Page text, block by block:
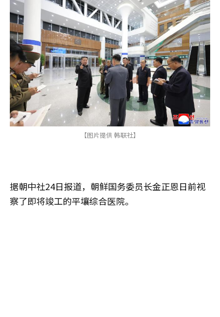
【图片提供 韩联社】
据朝中社24日报道，朝鲜国务委员长金正恩日前视
察了即将竣工的平壤综合医院。